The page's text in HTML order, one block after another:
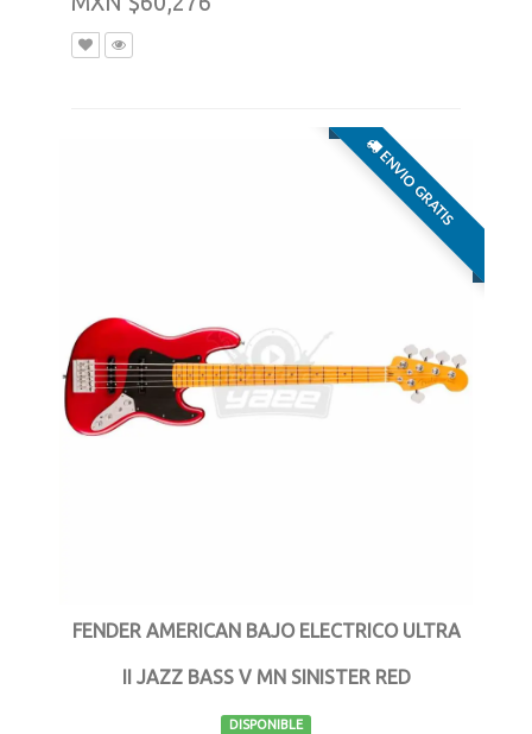
ENVIO GRATIS
FENDER AMERICAN BAJO ELECTRICO ULTRA
II JAZZ BASS V MN SINISTER RED
DISPONIBLE